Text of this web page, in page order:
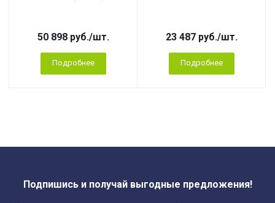
50 898 руб./шт.
Подробнее
23 487 руб./шт.
Подробнее
Подпишись и получай выгодные предложения!